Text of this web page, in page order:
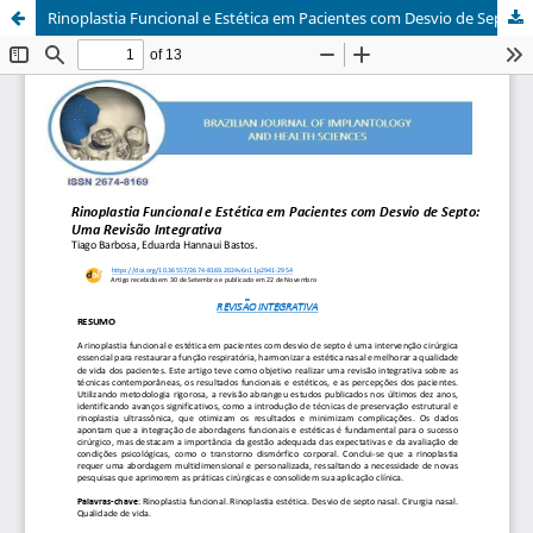
Rinoplastia Funcional e Estética em Pacientes com Desvio de Septo: Uma Revisão Integrativa